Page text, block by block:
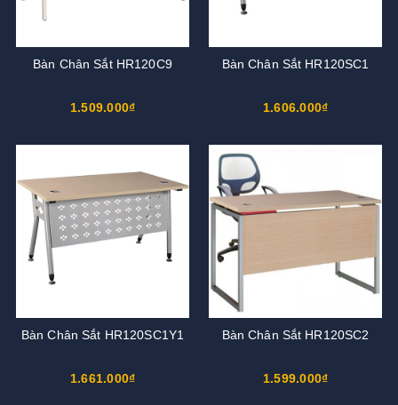
Bàn Chân Sắt HR120C9
1.509.000₫
Bàn Chân Sắt HR120SC1
1.606.000₫
Bàn Chân Sắt HR120SC1Y1
1.661.000₫
Bàn Chân Sắt HR120SC2
1.599.000₫